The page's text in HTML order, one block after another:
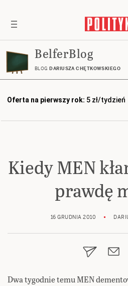
BelferBlog
BLOG DARIUSZA CHĘTKOWSKIEGO
Oferta na pierwszy rok: 5 zł/tydzień
Kiedy MEN
prawdę
16 GRUDNIA 2010
Dwa tygodnie temu MEN